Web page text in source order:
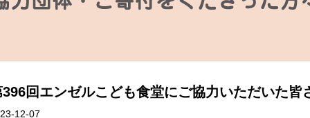
396回エンゼルこども食堂にご協力いただいた皆
12-07